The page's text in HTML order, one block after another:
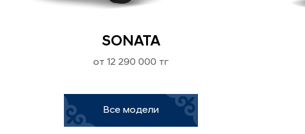
SONATA
от 12 290 000 тг
Все модели